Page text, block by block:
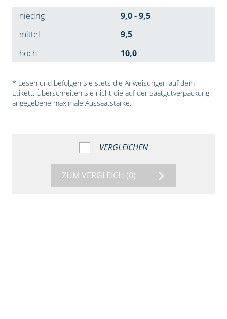
niedrig
9,0 - 9,5
mittel
9,5
hoch
10,0
* Lesen und befolgen Sie stets die Anweisungen auf dem
Etikett. Überschreiten Sie nicht die auf der Saatgutverpackung
angegebene maximale Aussaatstärke.
VERGLEICHEN
ZUM VERGLEICH (0)